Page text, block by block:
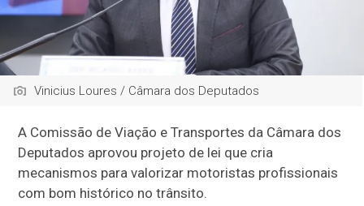
Vinicius Loures / Câmara dos Deputados
A Comissão de Viação e Transportes da Câmara dos
Deputados aprovou projeto de lei que cria
mecanismos para valorizar motoristas profissionais
com bom histórico no trânsito.